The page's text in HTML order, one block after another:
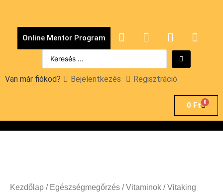
Online Mentor Program
Van már fiókod? Bejelentkezés Regisztráció
0 Ft 0
Kezdőlap / Egészségmegőrzés /Vitaminok / Vitaking